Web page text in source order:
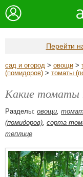
Перейти
сад и огород > овощи >
(помидоров) > томаты
Какие томаты
Разделы: овощи,
(помидоров), сорта
теплице